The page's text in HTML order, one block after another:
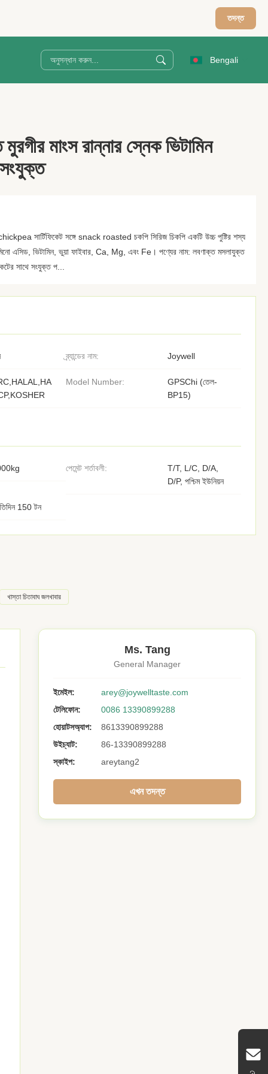
তদন্ত
Bengali
মাংস রান্নার স্নেক ভিটামিন
সংযুক্ত
সার্টিফিকেট সঙ্গে snack roasted চকপি সিরিজ চিকপি একটি উচ্চ পুষ্টির শস্য
এসিড, ভিটামিন, ভুয়া ফাইবার, Ca, Mg, এবং Fe। পণ্যের নাম: লবণাক্ত মসলাযুক্ত
সাথে সংযুক্ত প...
ব্র্যান্ডের নাম: Joywell
Model Number:
GPSChi (তেল-
BP15)
পেমেন্ট শর্তাবলী:
T/T, L/C, D/A,
D/P, পশ্চিম ইউনিয়ন
150 টন
খাস্তা চিতাবাঘ জলখাবার
Ms. Tang
General Manager
ইমেইল:
arey@joywelltaste.com
টেলিফোন:
0086 13390899288
হোয়াটসঅ্যাপ:
8613390899288
উইচ্যাট:
86-13390899288
স্কাইপ:
areytang2
এখন তদন্ত